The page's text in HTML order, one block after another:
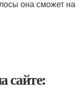
она сможет на
сайте: